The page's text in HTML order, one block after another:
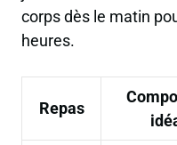
corps dès le matin
heures.
Repas